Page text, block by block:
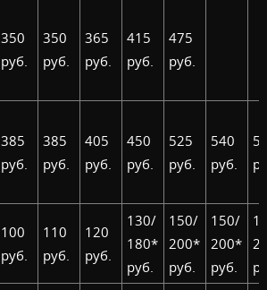
350
руб.
350
руб.
365
руб.
415
руб.
475
руб.
385
руб.
385
руб.
405
руб.
450
руб.
525
руб.
540
руб.
100
руб.
110
руб.
120
руб.
130/
180*
руб.
150/
200*
руб.
150/
200*
руб.